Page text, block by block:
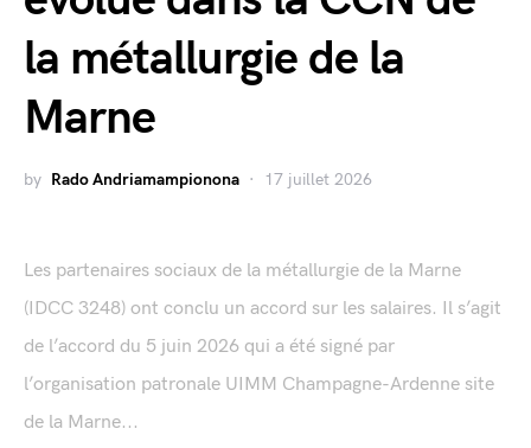
la métallurgie de la
Marne
by Rado Andriamampionona 17 juillet 2026
Les partenaires sociaux de la métallurgie de la Marne
(IDCC 3248) ont conclu un accord sur les salaires. Il s’agit
de l’accord du 5 juin 2026 qui a été signé par
l’organisation patronale UIMM Champagne-Ardenne site
de la Marne...